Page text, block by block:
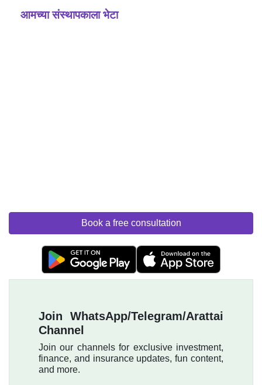
आमच्या संस्थापकाला भेटा
Book a free consultation
Join WhatsApp/Telegram/Arattai
Channel
Join our channels for exclusive investment,
finance, and insurance updates, fun content,
and more.